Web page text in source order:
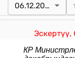
06.12.2024
Эскертүү,